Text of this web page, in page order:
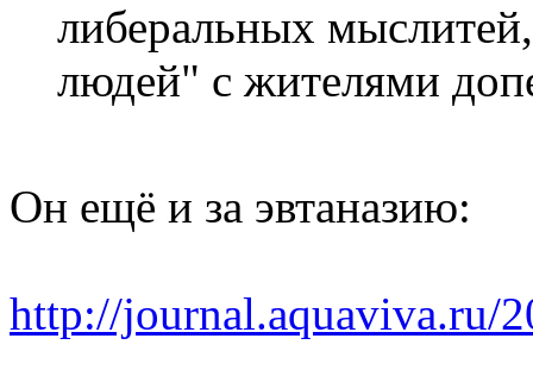
либеральных
людей" с жителями
Он ещё и за эвтаназию:
http://journal.aquaviva.ru/